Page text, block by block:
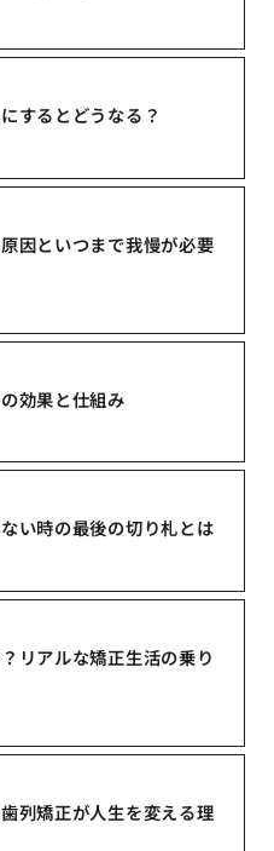
するとどうなる？
因といつまで我慢が必要
効果と仕組み
い時の最後の切り札とは
リアルな矯正生活の乗り
列矯正が人生を変える理